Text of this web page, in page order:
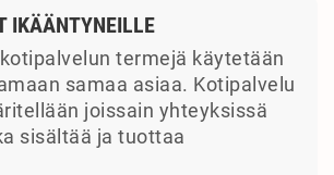
IKÄÄNTYNEILLE
termejä käytetään
samaa asiaa. Kotipalvelu
joissain yhteyksissä
sisältää ja tuottaa